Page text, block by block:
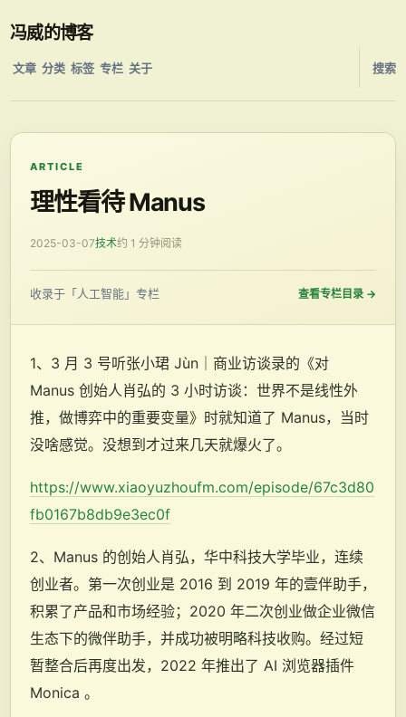
冯威的博客
文章 分类 标签 专栏 关于 搜索
ARTICLE
理性看待 Manus
2025-03-07技术约 1 分钟阅读
收录于「人工智能」专栏 查看专栏目录 →
1、3 月 3 号听张小珺 Jùn｜商业访谈录的《对
Manus 创始人肖弘的 3 小时访谈：世界不是线性外
推，做博弈中的重要变量》时就知道了 Manus，当时
没啥感觉。没想到才过来几天就爆火了。
https://www.xiaoyuzhoufm.com/episode/67c3d80
fb0167b8db9e3ec0f
2、Manus 的创始人肖弘，华中科技大学毕业，连续
创业者。第一次创业是 2016 到 2019 年的壹伴助手，
积累了产品和市场经验；2020 年二次创业做企业微信
生态下的微伴助手，并成功被明略科技收购。经过短
暂整合后再度出发，2022 年推出了 AI 浏览器插件
Monica 。